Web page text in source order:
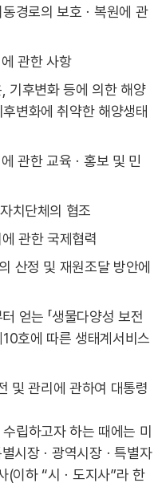
경로의 보호ㆍ복원에 관
관한 사항
기후변화 등에 의한 해양
변화에 취약한 해양생태
관한 교육ㆍ홍보 및 민
치단체의 협조
관한 국제협력
산정 및 재원조달 방안에
얻는 「생물다양성 보전
10호에 따른 생태계서비스
및 관리에 관하여 대통령
립하고자 하는 때에는 미
시장ㆍ광역시장ㆍ특별자
(이하 “시ㆍ도지사”라 한